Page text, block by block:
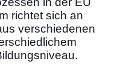
richtet sich an
verschiedenen